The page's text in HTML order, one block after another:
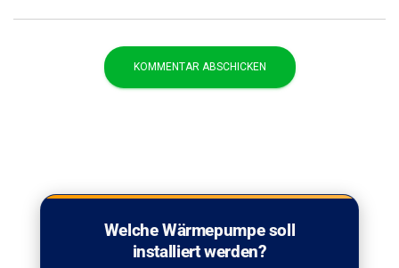
Welche Wärmepumpe soll
installiert werden?